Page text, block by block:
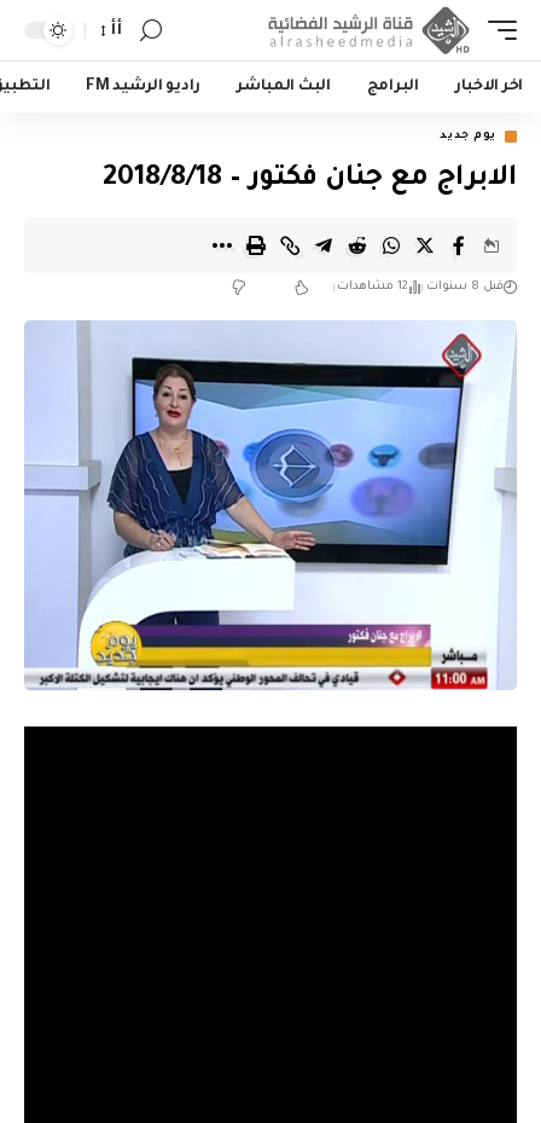
أأ
اخر الاخبار البرامج البث المباشر راديو الرشيد FM
يوم جديد
الابراج مع جنان فكتور – 2018/8/18
قبل 8 سنوات 12 مشاهدات